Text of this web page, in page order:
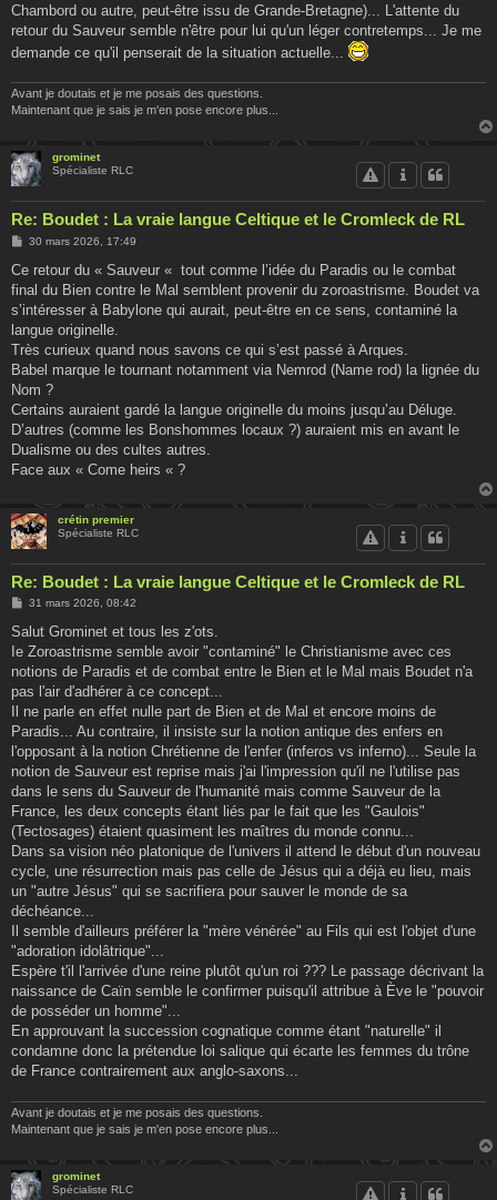
Chambord ou autre, peut-être issu de Grande-Bretagne)... L'attente du
retour du Sauveur semble n'être pour lui qu'un léger contretemps... Je me
demande ce qu'il penserait de la situation actuelle...
Avant je doutais et je me posais des questions.
Maintenant que je sais je m'en pose encore plus...
grominet
Spécialiste RLC
Re: Boudet : La vraie langue Celtique et le Cromleck de RL
M
s
a
g
30 mars 2026, 17:49
Ce retour du « Sauveur « tout comme l’idée du Paradis ou le combat
final du Bien contre le Mal semblent provenir du zoroastrisme. Boudet va
s’intéresser à Babylone qui aurait, peut-être en ce sens, contaminé la
langue originelle.
Très curieux quand nous savons ce qui s’est passé à Arques.
Babel marque le tournant notamment via Nemrod (Name rod) la lignée du
Nom ?
Certains auraient gardé la langue originelle du moins jusqu’au Déluge.
D’autres (comme les Bonshommes locaux ?) auraient mis en avant le
Dualisme ou des cultes autres.
Face aux « Come heirs « ?
crétin premier
Spécialiste RLC
Re: Boudet : La vraie langue Celtique et le Cromleck de RL
M
s
a
g
31 mars 2026, 08:42
Salut Grominet et tous les z'ots.
Ie Zoroastrisme semble avoir "contaminé" le Christianisme avec ces
notions de Paradis et de combat entre le Bien et le Mal mais Boudet n'a
pas l'air d'adhérer à ce concept...
Il ne parle en effet nulle part de Bien et de Mal et encore moins de
Paradis... Au contraire, il insiste sur la notion antique des enfers en
l'opposant à la notion Chrétienne de l'enfer (inferos vs inferno)... Seule la
notion de Sauveur est reprise mais j'ai l'impression qu'il ne l'utilise pas
dans le sens du Sauveur de l'humanité mais comme Sauveur de la
France, les deux concepts étant liés par le fait que les "Gaulois"
(Tectosages) étaient quasiment les maîtres du monde connu...
Dans sa vision néo platonique de l'univers il attend le début d'un nouveau
cycle, une résurrection mais pas celle de Jésus qui a déjà eu lieu, mais
un "autre Jésus" qui se sacrifiera pour sauver le monde de sa
déchéance...
Il semble d'ailleurs préférer la "mère vénérée" au Fils qui est l'objet d'une
"adoration idolâtrique"...
Espère t'il l'arrivée d'une reine plutôt qu'un roi ??? Le passage décrivant la
naissance de Caïn semble le confirmer puisqu'il attribue à Ève le "pouvoir
de posséder un homme"...
En approuvant la succession cognatique comme étant "naturelle" il
condamne donc la prétendue loi salique qui écarte les femmes du trône
de France contrairement aux anglo-saxons...
Avant je doutais et je me posais des questions.
Maintenant que je sais je m'en pose encore plus...
grominet
Spécialiste RLC